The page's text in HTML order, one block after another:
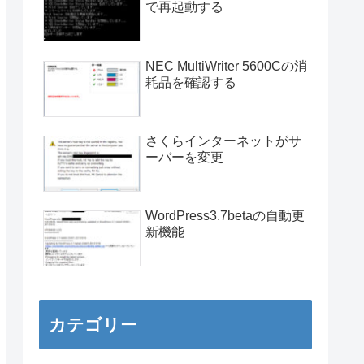
で再起動する
NEC MultiWriter 5600Cの消
耗品を確認する
さくらインターネットがサ
ーバーを変更
WordPress3.7betaの自動更
新機能
カテゴリー